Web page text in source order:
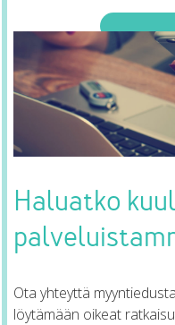
Haluatko
Ota yhteyttä
löytämään oikeat